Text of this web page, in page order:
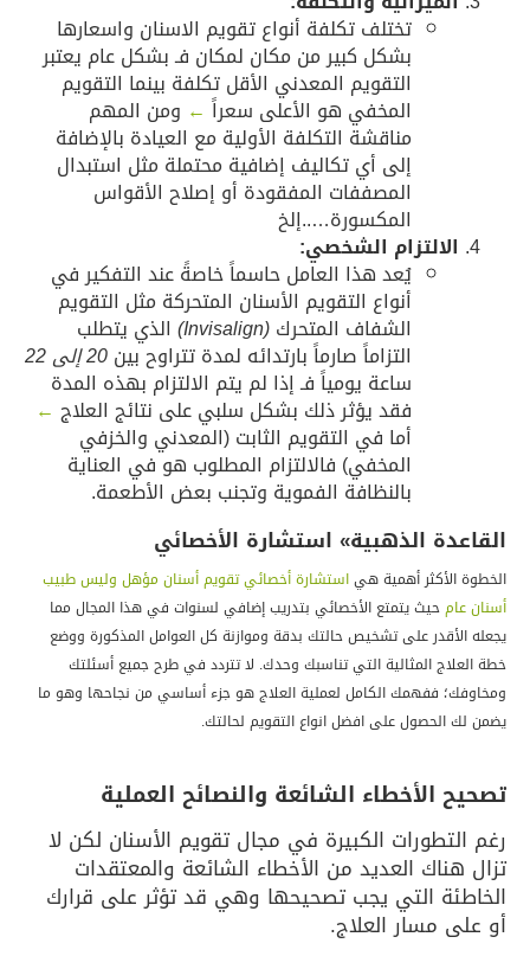
تختلف تكلفة أنواع تقويم الاسنان واسعارها
بشكل كبير من مكان لمكان فـ بشكل عام يعتبر
التقويم المعدني الأقل تكلفة بينما التقويم
المخفي هو الأعلى سعراً← ومن المهم
مناقشة التكلفة الأولية مع العيادة بالإضافة
إلى أي تكاليف إضافية محتملة مثل استبدال
المصففات المفقودة أو إصلاح الأقواس
المكسورة…..إلخ
الشخصي:
يُعد هذا العامل حاسماً خاصةً عند التفكير في
أنواع التقويم الأسنان المتحركة مثل التقويم
الشفاف المتحرك الذي يتطلب
التزاماً صارماً بارتدائه لمدة تتراوح بين20 إلى 22
ساعة يومياً فـ إذا لم يتم الالتزام بهذه المدة
فقد يؤثر ذلك بشكل سلبي على نتائج العلاج←
أما في التقويم الثابت (المعدني والخزفي
المخفي) فالالتزام المطلوب هو في العناية
بالنظافة الفموية وتجنب بعض الأطعمة.
الذهبية» استشارة الأخصائي
أهمية هياستشارة أخصائي تقويم أسنان مؤهل وليس طبيب
حيث يتمتع الأخصائي بتدريب إضافي لسنوات في هذا المجال مما
على تشخيص حالتك بدقة وموازنة كل العوامل المذكورة ووضع
المثالية التي تناسبك وحدك. لا تتردد في طرح جميع أسئلتك
ففهمك الكامل لعملية العلاج هو جزء أساسي من نجاحها وهو ما
على افضل انواع التقويم لحالتك.
الأخطاء الشائعة والنصائح العملية
الكبيرة في مجال تقويم الأسنان لكن لا
العديد من الأخطاء الشائعة والمعتقدات
التي يجب تصحيحها وهي قد تؤثر على قرارك
مسار العلاج.